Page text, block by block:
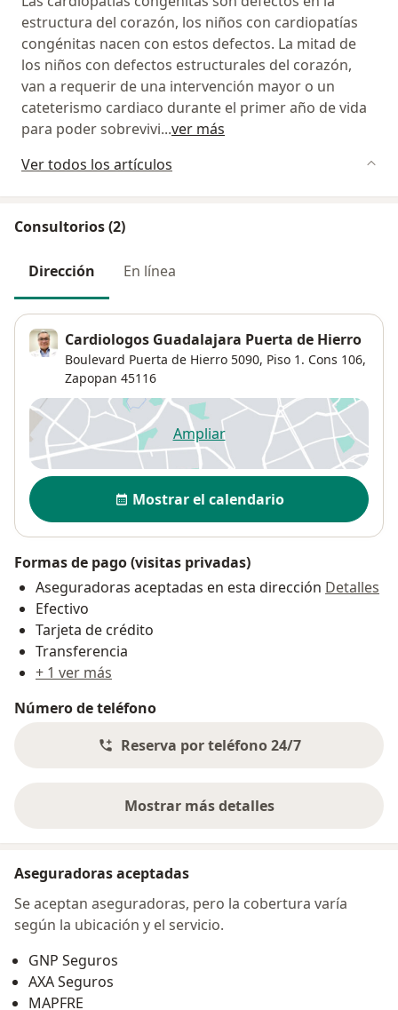
estructura del corazón, los niños con cardiopatías
congénitas nacen con estos defectos. La mitad de
los niños con defectos estructurales del corazón,
van a requerir de una intervención mayor o un
cateterismo cardiaco durante el primer año de vida
para poder sobrevivi...ver más
Ver todos los artículos
Consultorios (2)
Dirección En línea
Cardiologos Guadalajara Puerta de Hierro
Boulevard Puerta de Hierro 5090, Piso 1. Cons 106,
Zapopan 45116
Ampliarse abre en una nueva
Disponibilidad
Mostrar el calendario
Formas de pago (visitas privadas)
Aseguradoras aceptadas en esta dirección Detalles
Efectivo
Tarjeta de crédito
Transferencia
+ 1 ver más
Número de teléfono
Reserva por teléfono 24/7
Mostrar más detalles
sobre la dirección
Aseguradoras aceptadas
Se aceptan aseguradoras, pero la cobertura varía
según la ubicación y el servicio.
GNP Seguros
AXA Seguros
MAPFRE